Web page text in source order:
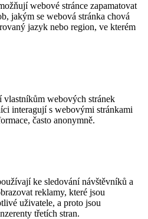
webové stránce zapamatovat
jakým se webová stránka chová
jazyk nebo region, ve kterém
webových stránek
interagují s webovými stránkami
často anonymně.
ke sledování návštěvníků a
reklamy, které jsou
uživatele, a proto jsou
třetích stran.